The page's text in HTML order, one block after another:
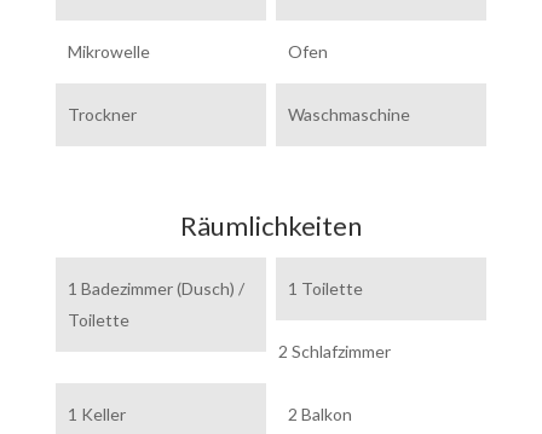
Mikrowelle Ofen
Trockner Waschmaschine
Räumlichkeiten
1 Badezimmer (Dusch) /
Toilette
1 Toilette
2 Schlafzimmer
2 Balkon
1 Keller